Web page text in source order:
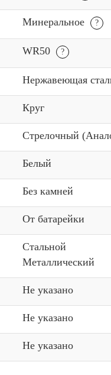
Минеральное
WR50
Нержавеющая
Круг
Стрелочный
Белый
Без камней
От батарейки
Стальной
Металлический
Не указано
Не указано
Не указано